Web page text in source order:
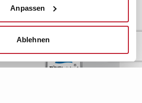
Anpassen
Ablehnen
Sicherheit durch geprüfte